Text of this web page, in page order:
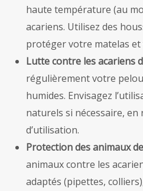
haute température (au
acariens. Utilisez des
protéger votre matelas et
Lutte contre les acariens
régulièrement votre
humides. Envisagez
naturels si nécessaire,
d’utilisation.
Protection des animaux
animaux contre les
adaptés (pipettes,